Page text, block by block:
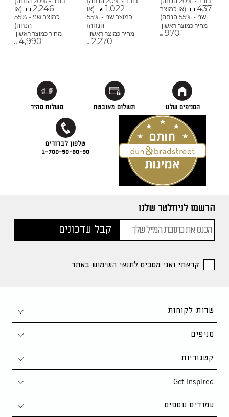
₪ 437
(או כמוצר
שני - 55% הנחה)
מחיר כמוצר ראשון
₪ 970
₪ 1,022
(או
כמוצר שני - 55%
הנחה)
מחיר כמוצר ראשון
₪ 2,270
₪ 2,246
(או
כמוצר שני - 55%
הנחה)
מחיר כמוצר ראשון
₪ 4,990
הסניפים שלנו תשלום מאובטח משלוח מהיר
1-700-50-80-90
הרשמו לניוזלטר שלנו
קראתי ואני מסכים לתנאי השימוש באתר
שרות לקוחות
צור קשר
1-700-50-80-90
support@kaza.co.il
שאלות ותשובות
סניפים
חיפה
פתח תקווה
נתניה
קטגוריות
סלון
פינת אוכל
Get Inspired
סקנדינבי
עמודים נוספים